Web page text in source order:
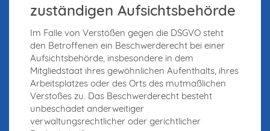
zuständigen Aufsichts­behörde
Im Falle von Verstößen gegen die DSGVO steht
den Betroffenen ein Beschwerderecht bei einer
Aufsichtsbehörde, insbesondere in dem
Mitgliedstaat ihres gewöhnlichen Aufenthalts, ihres
Arbeitsplatzes oder des Orts des mutmaßlichen
Verstoßes zu. Das Beschwerderecht besteht
unbeschadet anderweitiger
verwaltungsrechtlicher oder gerichtlicher